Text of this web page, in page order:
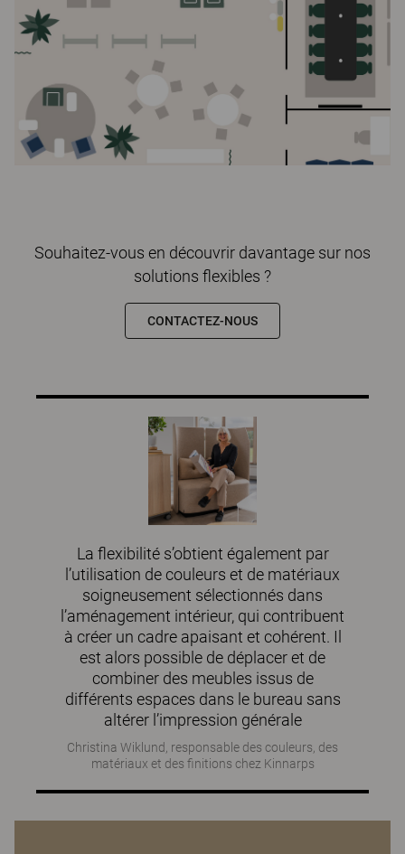
Souhaitez-vous en découvrir davantage sur nos
solutions flexibles ?
CONTACTEZ-NOUS
La flexibilité s’obtient également par
l’utilisation de couleurs et de matériaux
soigneusement sélectionnés dans
l’aménagement intérieur, qui contribuent
à créer un cadre apaisant et cohérent. Il
est alors possible de déplacer et de
combiner des meubles issus de
différents espaces dans le bureau sans
altérer l’impression générale
Christina Wiklund, responsable des couleurs, des
matériaux et des finitions chez Kinnarps